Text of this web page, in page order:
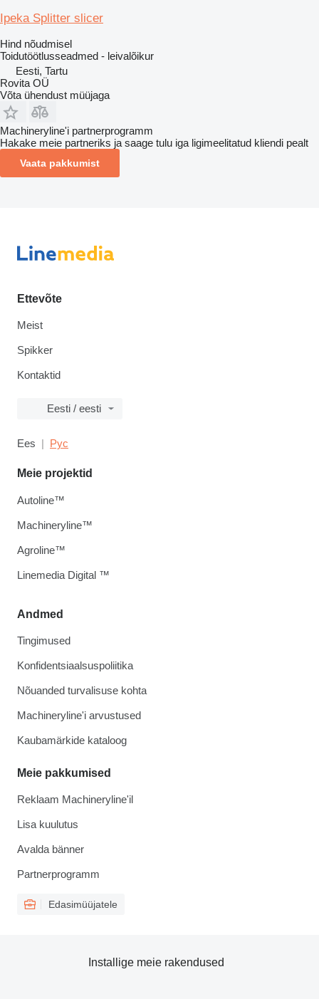
Ipeka Splitter slicer
Hind nõudmisel
Toidutöötlusseadmed - leivalõikur
Eesti, Tartu
Rovita OÜ
Võta ühendust müüjaga
Machineryline'i partnerprogramm
Hakake meie partneriks ja saage tulu iga ligimeelitatud kliendi pealt
Vaata pakkumist
Ettevõte
Meist
Spikker
Kontaktid
Eesti / eesti
Ees Рус
Andmed
Tingimused
Konfidentsiaalsuspoliitika
Nõuanded turvalisuse kohta
Machineryline'i arvustused
Kaubamärkide kataloog
Meie pakkumised
Reklaam Machineryline'il
Lisa kuulutus
Avalda bänner
Partnerprogramm
Edasimüüjatele
Meie projektid
Autoline™
Machineryline™
Agroline™
Linemedia Digital ™
Installige meie rakendused